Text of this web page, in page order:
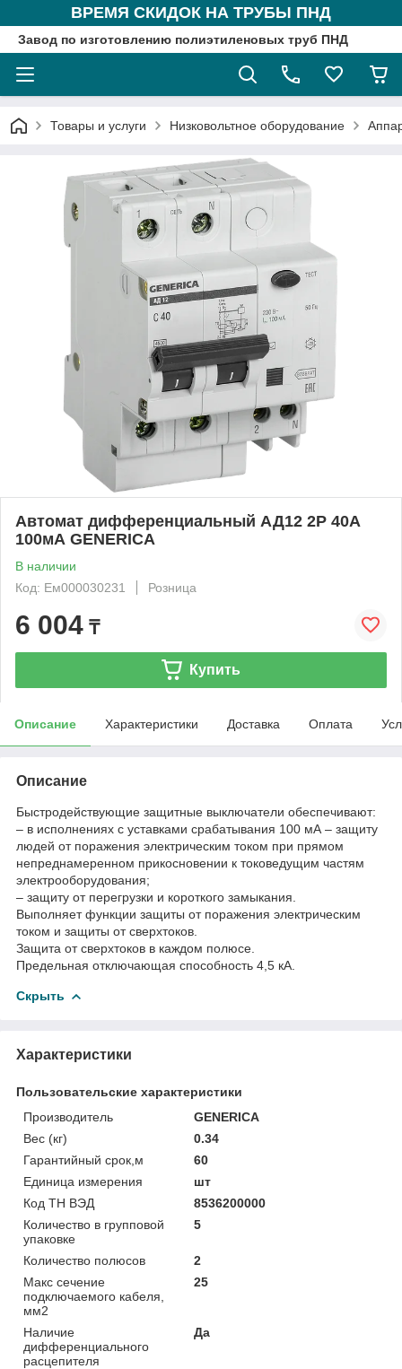
ВРЕМЯ СКИДОК НА ТРУБЫ ПНД
Завод по изготовлению полиэтиленовых труб ПНД
Товары и услуги Низковольтное оборудование
Автомат дифференциальный АД12 2Р 40А
100мА GENERICA
В наличии
Код: Ем000030231
Розница
6 004 ₸
Купить
Описание Характеристики Доставка Оплата
Описание
Быстродействующие защитные выключатели обеспечивают:
– в исполнениях с уставками срабатывания 100 мА – защиту
людей от поражения электрическим током при прямом
непреднамеренном прикосновении к токоведущим частям
электрооборудования;
– защиту от перегрузки и короткого замыкания.
Выполняет функции защиты от поражения электрическим
током и защиты от сверхтоков.
Защита от сверхтоков в каждом полюсе.
Предельная отключающая способность 4,5 кА.
Скрыть
Характеристики
Пользовательские характеристики
Производитель
GENERICA
Вес (кг)
0.34
Гарантийный срок,м
60
Единица измерения
шт
Код ТН ВЭД
8536200000
Количество в групповой
упаковке
5
Количество полюсов
2
Макс сечение
подключаемого кабеля,
мм2
25
Наличие
дифференциального
расцепителя
Да